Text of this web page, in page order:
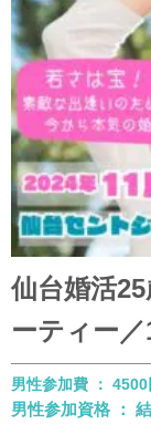
仙台婚活
ーティー／
男性参加費 ： 4500
男性参加資格 ：